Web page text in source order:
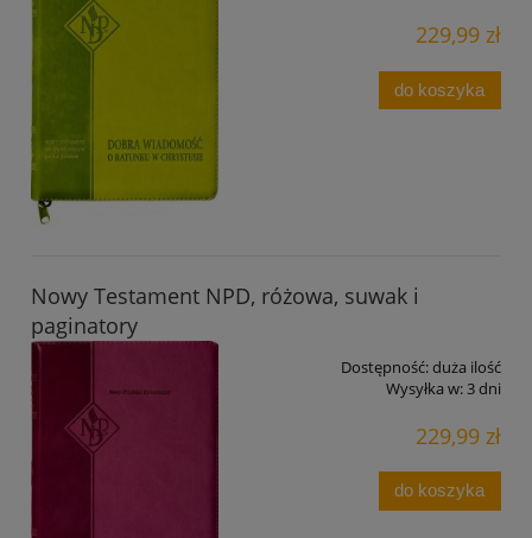
229,99 zł
do koszyka
Nowy Testament NPD, różowa, suwak i
paginatory
Dostępność:duża ilość
Wysyłka w:3 dni
229,99 zł
do koszyka